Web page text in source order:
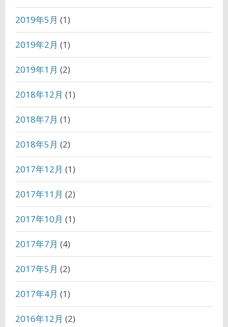
2019年5月 (1)
2019年2月 (1)
2019年1月 (2)
2018年12月 (1)
2018年7月 (1)
2018年5月 (2)
2017年12月 (1)
2017年11月 (2)
2017年10月 (1)
2017年7月 (4)
2017年5月 (2)
2017年4月 (1)
2016年12月 (2)